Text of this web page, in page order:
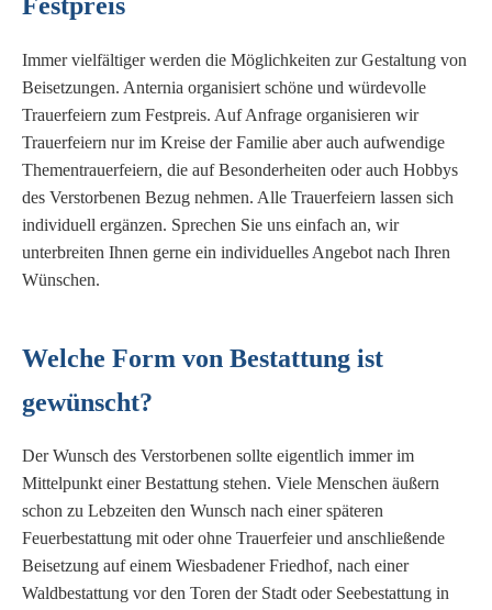
Immer vielfältiger werden die Möglichkeiten zur Gestaltung von
Beisetzungen. Anternia organisiert schöne und würdevolle
Trauerfeiern zum Festpreis. Auf Anfrage organisieren wir
Trauerfeiern nur im Kreise der Familie aber auch aufwendige
Thementrauerfeiern, die auf Besonderheiten oder auch Hobbys
des Verstorbenen Bezug nehmen. Alle Trauerfeiern lassen sich
individuell ergänzen. Sprechen Sie uns einfach an, wir
unterbreiten Ihnen gerne ein individuelles Angebot nach Ihren
Wünschen.
Welche Form von Bestattung ist
gewünscht?
Der Wunsch des Verstorbenen sollte eigentlich immer im
Mittelpunkt einer Bestattung stehen. Viele Menschen äußern
schon zu Lebzeiten den Wunsch nach einer späteren
Feuerbestattung mit oder ohne Trauerfeier und anschließende
Beisetzung auf einem Wiesbadener Friedhof, nach einer
Waldbestattung vor den Toren der Stadt oder Seebestattung in